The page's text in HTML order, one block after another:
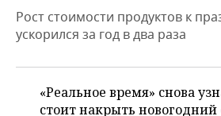
ДЕКЛАРАЦИИ О ДОХОДАХ
КОРОЛИ ГОСЗАКАЗА ПФО
НОВОСТИ ЭКОНОМИКИ
ФИНАНСЫ
ПРОМЫШЛЕННОСТЬ
НОВОСТИ
АГРОПРОМ
НЕДВИЖИМОСТЬ
Рост стоимости продуктов к
ускорился за год в два раза
«Реальное время» снова
стоит накрыть новогодний